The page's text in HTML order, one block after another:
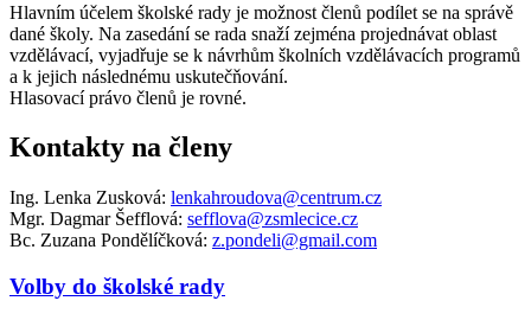
Hlavním účelem školské rady je možnost členů podílet se na správě
dané školy. Na zasedání se rada snaží zejména projednávat oblast
vzdělávací, vyjadřuje se k návrhům školních vzdělávacích programů
a k jejich následnému uskutečňování.
Hlasovací právo členů je rovné.
Kontakty na členy
Ing. Lenka Zusková: lenkahroudova@centrum.cz
Mgr. Dagmar Šefflová: sefflova@zsmlecice.cz
Bc. Zuzana Pondělíčková: z.pondeli@gmail.com
Volby do školské rady